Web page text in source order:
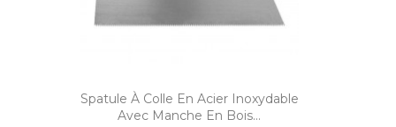
Spatule À Colle En Acier Inoxydable
Avec Manche En Bois...